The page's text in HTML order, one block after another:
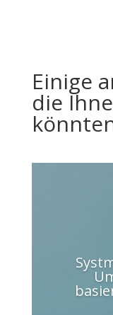
Einige
die